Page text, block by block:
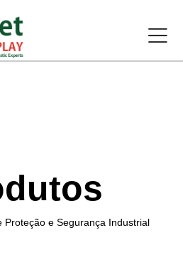
Proteção e Segurança Industrial